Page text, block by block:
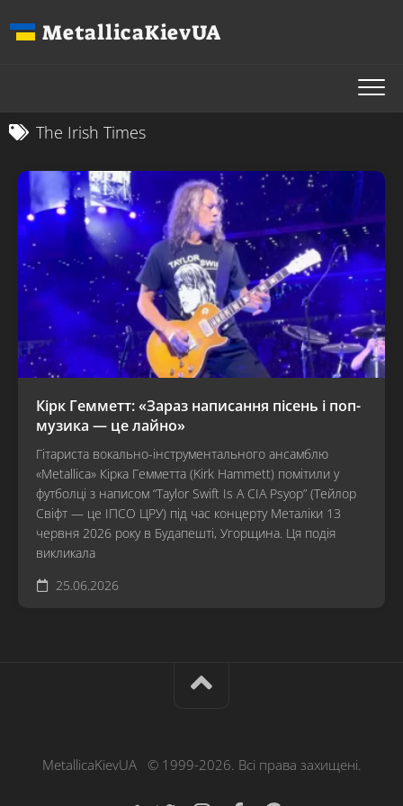
до
MetallicaKievUA
The Irish Times
Кірк Гемметт: «Зараз написання пісень і поп-
музика — це лайно»
Гітариста вокально-інструментального ансамблю
«Metallica» Кірка Гемметта (Kirk Hammett) помітили у
футболці з написом “Taylor Swift Is A CIA Psyop” (Тейлор
Свіфт — це ІПСО ЦРУ) під час концерту Металіки 13
червня 2026 року в Будапешті, Угорщина. Ця подія
викликала
25.06.2026
MetallicaKievUA © 1999-2026. Всі права захищені.